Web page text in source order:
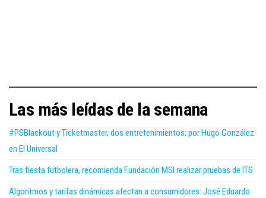
Las más leídas de la semana
#PSBlackout y Ticketmaster, dos entretenimientos; por Hugo González
en El Universal
Tras fiesta futbolera, recomienda Fundación MSI realizar pruebas de ITS
Algoritmos y tarifas dinámicas afectan a consumidores: José Eduardo